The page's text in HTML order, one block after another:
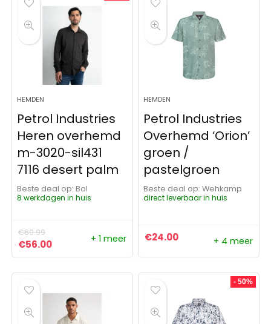
HEMDEN
Petrol Industries
Heren overhemd
m-3020-sil431
7116 desert palm
Beste deal op:
Bol
8 werkdagen in huis
€69.99
Oorspronkelijke prijs was: €69.99.
€56.00Huidige prijs is: €56.00.
+ 1 meer
HEMDEN
Petrol Industries
Overhemd ‘Orion’
groen /
pastelgroen
Beste deal op:
Wehkamp
direct leverbaar in huis
€24.00 + 4 meer
- 50%